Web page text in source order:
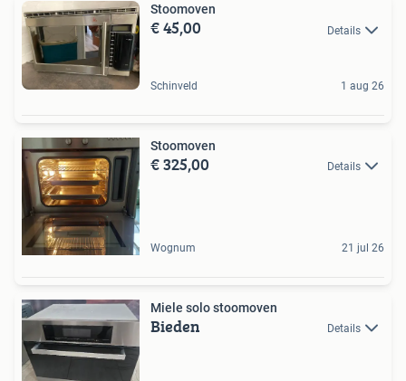
Stoomoven
€ 45,00 Details
Schinveld 1 aug 26
Stoomoven
€ 325,00 Details
Wognum 21 jul 26
Miele solo stoomoven
Bieden Details